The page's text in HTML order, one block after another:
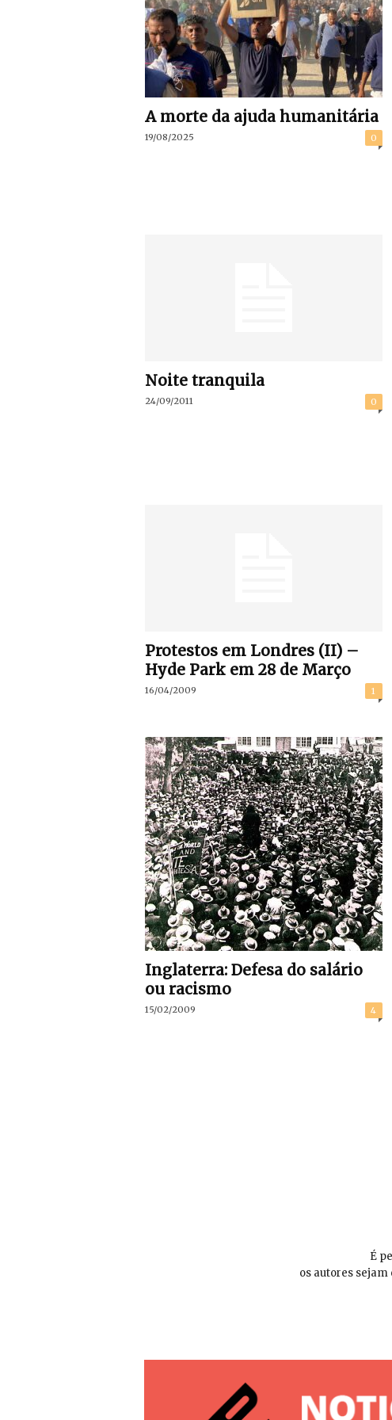
A morte da ajuda humanitária
19/08/2025 0
Noite tranquila
24/09/2011 0
Protestos em Londres (II) –
Hyde Park em 28 de Março
16/04/2009 1
Inglaterra: Defesa do salário
ou racismo
15/02/2009 4
É
os autores